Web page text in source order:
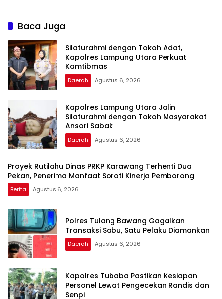
Baca Juga
Silaturahmi dengan Tokoh Adat,
Kapolres Lampung Utara Perkuat
Kamtibmas
Daerah Agustus 6, 2026
Kapolres Lampung Utara Jalin
Silaturahmi dengan Tokoh Masyarakat
Ansori Sabak
Daerah Agustus 6, 2026
Proyek Rutilahu Dinas PRKP Karawang Terhenti Dua
Pekan, Penerima Manfaat Soroti Kinerja Pemborong
Berita Agustus 6, 2026
Polres Tulang Bawang Gagalkan
Transaksi Sabu, Satu Pelaku Diamankan
Daerah Agustus 6, 2026
Kapolres Tubaba Pastikan Kesiapan
Personel Lewat Pengecekan Randis dan
Senpi